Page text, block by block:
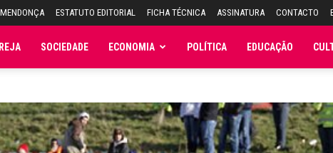
ESTATUTO EDITORIAL FICHA TÉCNICA ASSINATURA CONTACTO
SOCIEDADE ECONOMIA POLÍTICA EDUCAÇÃO